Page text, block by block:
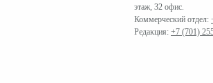
этаж, 32 офис.
Коммерческий отдел:
Редакция: +7 (701)